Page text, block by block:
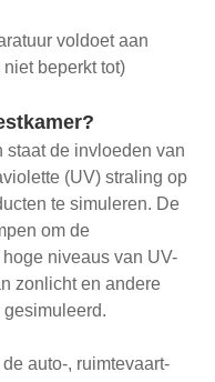
voldoet aan
beperkt tot)
staat de invloeden van
(UV) straling op
te simuleren. De
om de
niveaus van UV-
zonlicht en andere
auto-, ruimtevaart-